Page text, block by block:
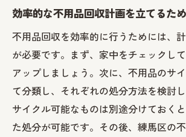
環境に優しい不用品回収の取り組
に貢献しよう
リサイクルセンターを活用し
利用方法
地域社会に貢献するためのエ
環境負荷を減らすための不用
効率的な不用品回収計画を立てるた
不用品回収を効率的に行うためには、
が必要です。まず、家中をチェックし
アップしましょう。次に、不用品のサ
て分類し、それぞれの処分方法を検討
サイクル可能なものは別途分けておく
た処分が可能です。その後、練馬区の